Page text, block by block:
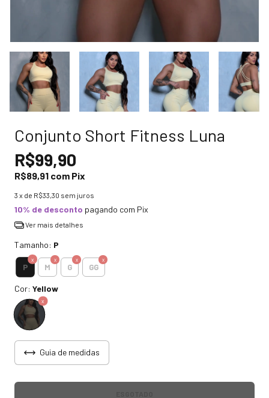
Conjunto Short Fitness Luna
R$99,90
R$89,91 com Pix
3 x de R$33,30 sem juros
10% de desconto pagando com Pix
Ver mais detalhes
Tamanho: P
P M G GG
Cor: Yellow
Guia de medidas